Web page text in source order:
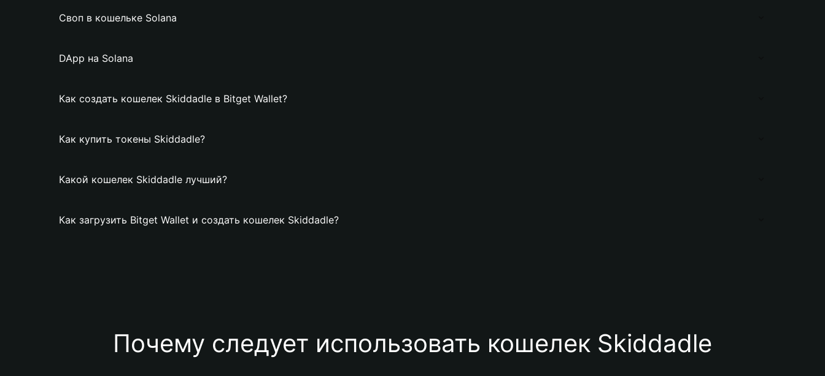
Своп в кошельке Solana
DApp на Solana
Как создать кошелек Skiddadle в Bitget Wallet?
Как купить токены Skiddadle?
Какой кошелек Skiddadle лучший?
Как загрузить Bitget Wallet и создать кошелек Skiddadle?
Почему следует использовать кошелек Skiddadle